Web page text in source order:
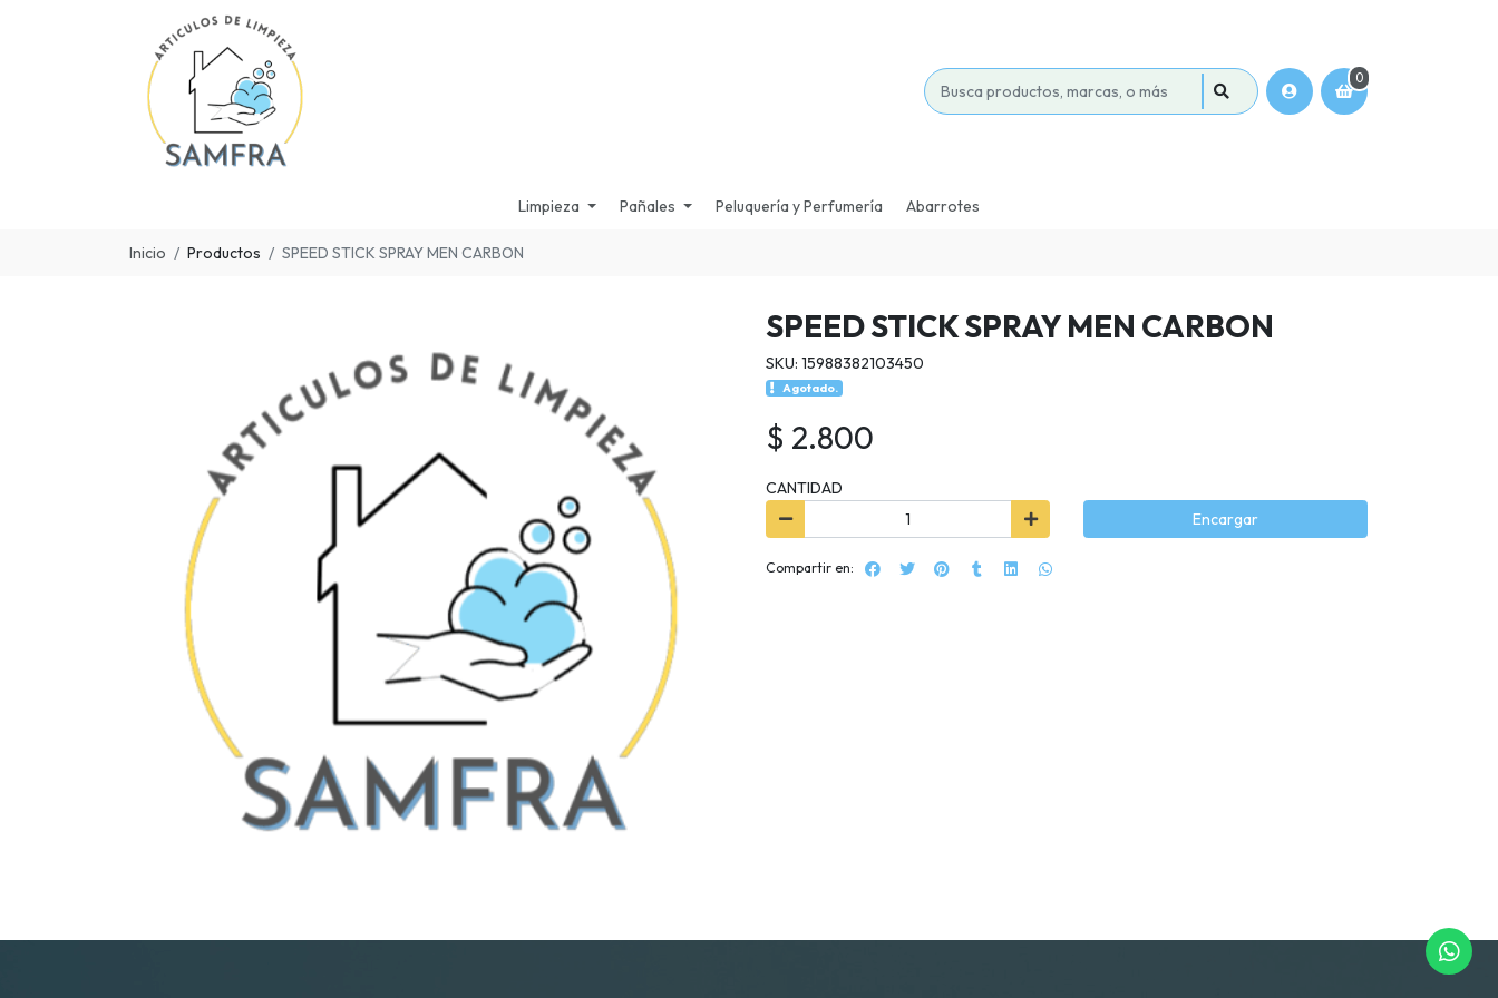
0
Limpieza Pañales Peluquería y Perfumería Abarrotes
Inicio Productos SPEED STICK SPRAY MEN CARBON
SPEED STICK SPRAY MEN CARBON
SKU: 15988382103450
Agotado.
$ 2.800
CANTIDAD
Encargar
Compartir en: